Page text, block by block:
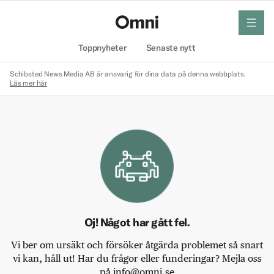
Toppnyheter Senaste nytt
meny
Schibsted News Media AB är ansvarig för dina data på denna webbplats.
Läs mer här
Oj! Något har gått fel.
Vi ber om ursäkt och försöker åtgärda problemet så snart
vi kan, håll ut! Har du frågor eller funderingar? Mejla oss